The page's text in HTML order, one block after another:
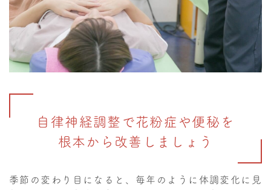
自律神経調整で花粉症や便秘を
根本から改善しましょう
季節の変わり目になると、毎年のように体調変化に見